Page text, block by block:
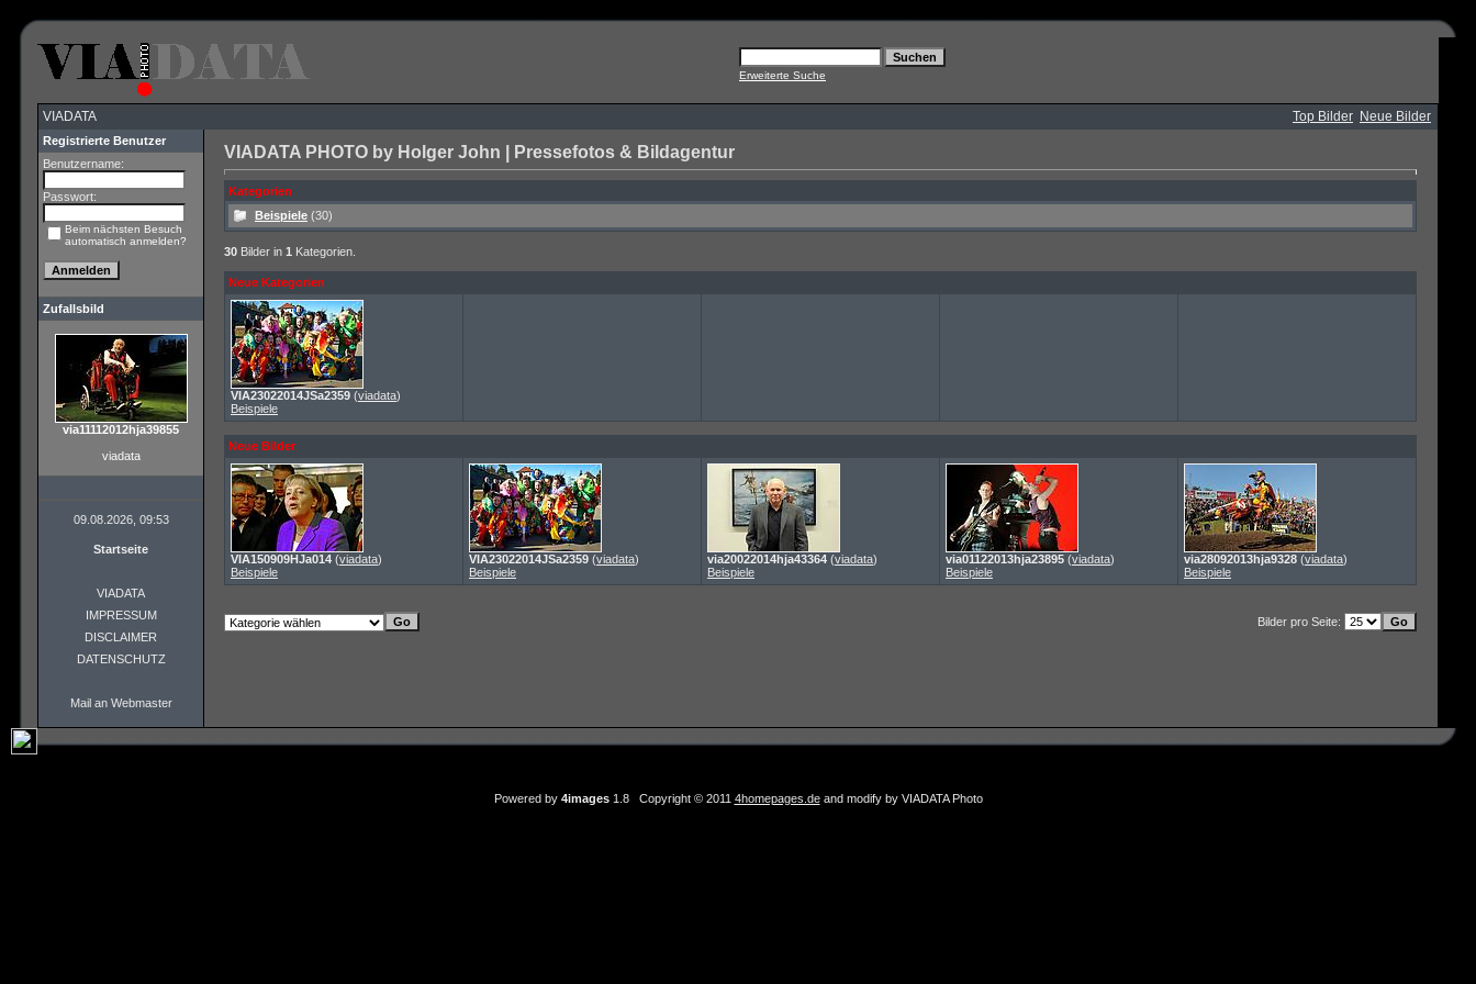
Erweiterte Suche
VIADATA Top Bilder Neue Bilder
Registrierte Benutzer
Benutzername:
Passwort:
Beim nächsten Besuch
automatisch anmelden?
Zufallsbild
via11112012hja39855
viadata
09.08.2026, 09:53
Startseite
VIADATA
IMPRESSUM
DISCLAIMER
DATENSCHUTZ
Mail an Webmaster
VIADATA PHOTO by Holger John | Pressefotos & Bildagentur
Kategorien
Beispiele (30)
30 Bilder in 1 Kategorien.
Neue Kategorien
VIA23022014JSa2359 (viadata)
Beispiele
Neue Bilder
VIA150909HJa014 (viadata)
Beispiele
VIA23022014JSa2359 (viadata)
Beispiele
via20022014hja43364 (viadata)
Beispiele
via01122013hja23895 (viadata)
Beispiele
via28092013hja9328 (viadata)
Beispiele
Bilder pro Seite:
Powered by 4images1.8 Copyright © 2011 4homepages.deand modify by VIADATA Photo